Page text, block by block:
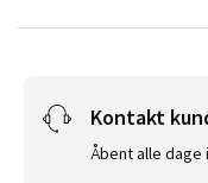
Kontakt
Åbent alle dage